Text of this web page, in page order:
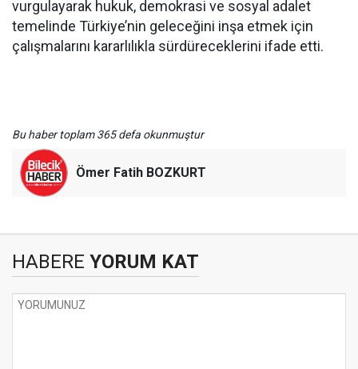
vurgulayarak hukuk, demokrasi ve sosyal adalet
temelinde Türkiye’nin geleceğini inşa etmek için
çalışmalarını kararlılıkla sürdüreceklerini ifade etti.
Bu haber toplam 365 defa okunmuştur
Ömer Fatih BOZKURT
HABERE YORUM KAT